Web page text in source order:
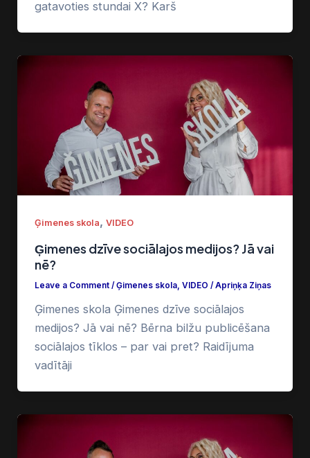
gatavoties stundai X? Karš
Ģimenes skola, VIDEO
Ģimenes dzīve sociālajos medijos? Jā vai
nē?
Leave a Comment /Ģimenes skola, VIDEO /Apriņķa Ziņas
Ģimenes skola Ģimenes dzīve sociālajos
medijos? Jā vai nē? Bērna bilžu publicēšana
sociālajos tīklos – par vai pret? Raidījuma
vadītāji